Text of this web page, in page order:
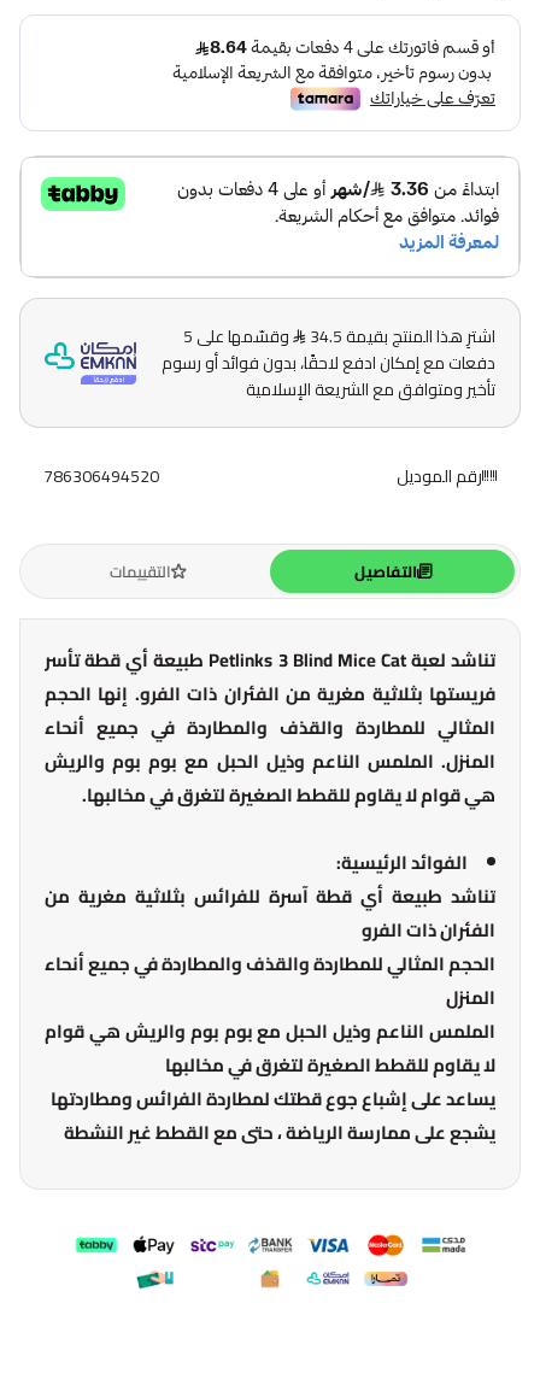
اشترِ هذا المنتج بقيمة 34.5
وقسّمها على 5
دفعات مع إمكان ادفع لاحقًا، بدون فوائد أو رسوم
تأخير ومتوافق مع الشريعة الإسلامية
رقم الموديل 786306494520
التفاصيل التقييمات
تناشد لعبة Petlinks 3 Blind Mice Cat طبيعة أي قطة تأسر
فريستها بثلاثية مغرية من الفئران ذات الفرو. إنها الحجم
المثالي للمطاردة والقذف والمطاردة في جميع أنحاء
المنزل. الملمس الناعم وذيل الحبل مع بوم بوم والريش
هي قوام لا يقاوم للقطط الصغيرة لتغرق في مخالبها.
الفوائد الرئيسية:
تناشد طبيعة أي قطة آسرة للفرائس بثلاثية مغرية من
الفئران ذات الفرو
الحجم المثالي للمطاردة والقذف والمطاردة في جميع أنحاء
المنزل
الملمس الناعم وذيل الحبل مع بوم بوم والريش هي قوام
لا يقاوم للقطط الصغيرة لتغرق في مخالبها
يساعد على إشباع جوع قطتك لمطاردة الفرائس ومطاردتها
يشجع على ممارسة الرياضة ، حتى مع القطط غير النشطة